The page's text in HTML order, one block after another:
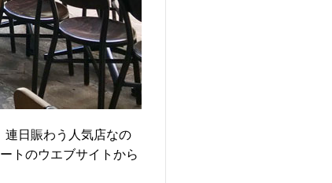
連日賑わう人気店なの
トのウエブサイトから